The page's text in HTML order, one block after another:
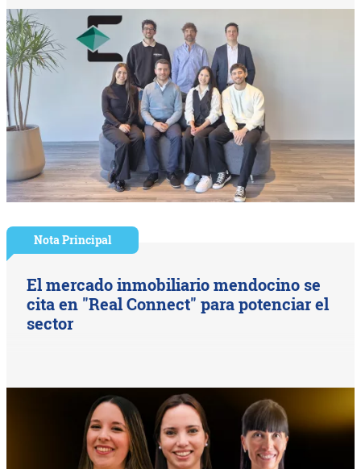
Nota Principal
El mercado inmobiliario mendocino se
cita en "Real Connect" para potenciar el
sector